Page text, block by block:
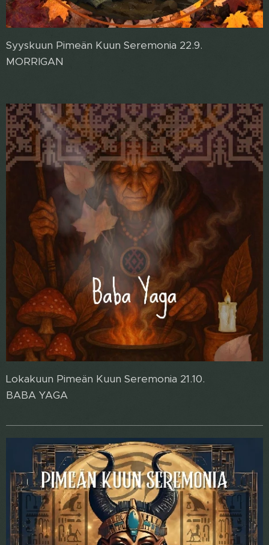
Syyskuun Pimeän Kuun Seremonia 22.9.
MORRIGAN
Lokakuun Pimeän Kuun Seremonia 21.10.
BABA YAGA